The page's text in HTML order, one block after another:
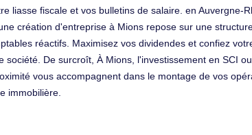
liasse fiscale et vos bulletins de salaire. en
création d'entreprise à Mions repose sur une
réactifs. Maximisez vos dividendes et confiez
société. De surcroît, À Mions, l'investissement en SCI
vous accompagnent dans le montage de vos
immobilière.